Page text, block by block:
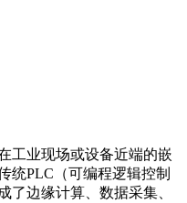
工业现场或设备近端的嵌
统PLC（可编程逻辑控制
了边缘计算、数据采集、